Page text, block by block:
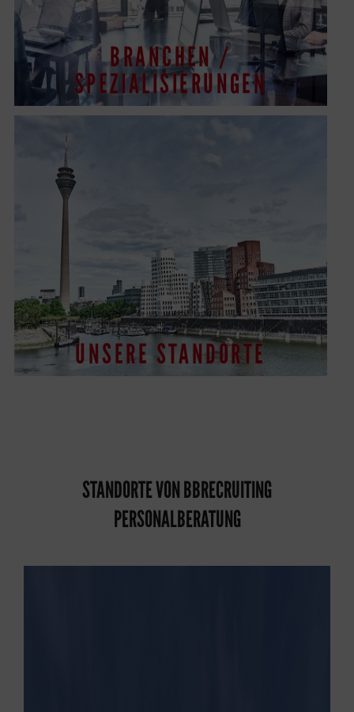
BRANCHEN /
SPEZIALISIERUNGEN
UNSERE STANDORTE
STANDORTE VON BBRECRUITING
PERSONALBERATUNG